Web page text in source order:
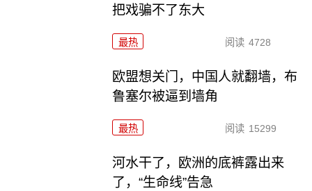
把戏骗不了东大
最热 阅读 4728
欧盟想关门，中国人就翻墙，布
鲁塞尔被逼到墙角
最热 阅读 15299
河水干了，欧洲的底裤露出来
了，“生命线”告急